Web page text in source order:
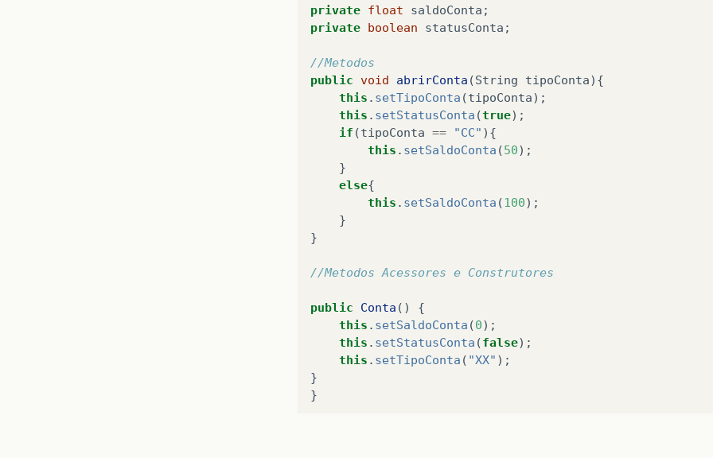
private float saldoConta ;
private boolean statusConta ;
//Metodos
public void abrirConta (String tipoConta){
this . setTipoConta (tipoConta);
this . setStatusConta (true);
if (tipoConta == "CC" ){
this . setSaldoConta (50);
}
else{
this . setSaldoConta (100);
}
}
//Metodos Acessores e Construtores
public Conta ()
{
this . setSaldoConta (0);
this . setStatusConta (false);
this . setTipoConta ( "XX" );
}
}